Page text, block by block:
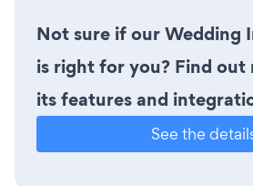
Not sure if our Wedding
is right for you? Find out
its features and
See the